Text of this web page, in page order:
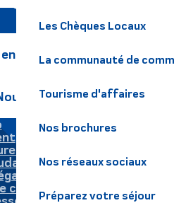
Les Chèques Locaux
La communauté de
Tourisme d'affaires
Nos brochures
Nos réseaux sociaux
Préparez votre séjour
engagements
écrire
confidentialité